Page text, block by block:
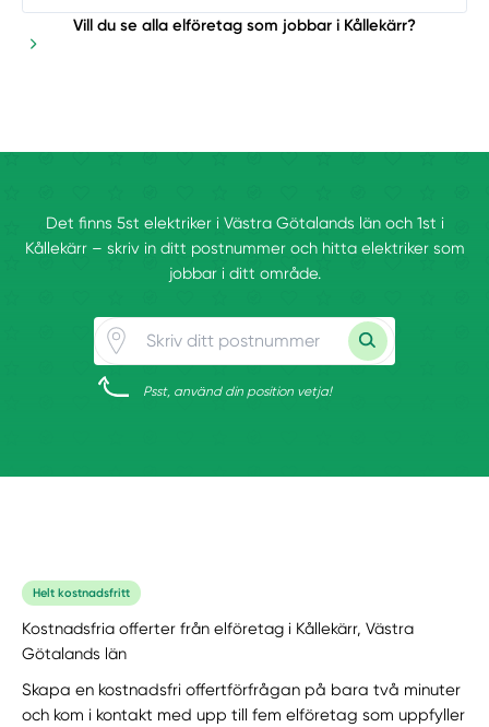
Vill du se alla elföretag som jobbar i Kållekärr?
Det finns 5st elektriker i Västra Götalands län och 1st i
Kållekärr – skriv in ditt postnummer och hitta elektriker som
jobbar i ditt område.
Psst, använd din position vetja!
Helt kostnadsfritt
Kostnadsfria offerter från elföretag i Kållekärr, Västra
Götalands län
Skapa en kostnadsfri offertförfrågan på bara två minuter
och kom i kontakt med upp till fem elföretag som uppfyller